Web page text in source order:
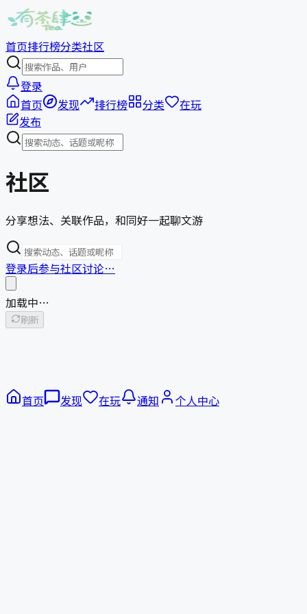
首页排行榜分类社区
登录
首页
发现 排行榜 分类
在玩
发布
社区
分享想法、关联作品，和同好一起聊文游
登录后参与社区讨论…
加载中…
刷新
首页 发现 在玩 通知 个人中心